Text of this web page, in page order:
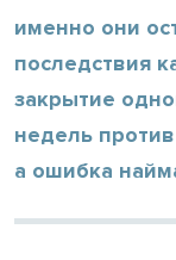
именно они
последствия
закрытие
недель
а ошибка